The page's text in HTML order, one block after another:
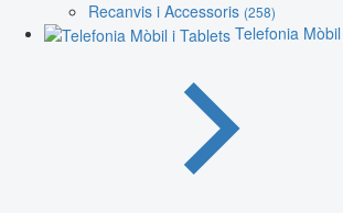
Recanvis i Accessoris (258)
Telefonia